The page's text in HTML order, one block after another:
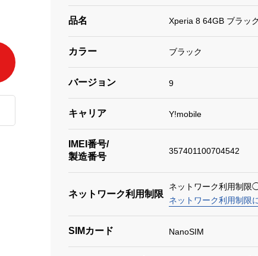
品名 Xperia 8 64GB ブラッ
カラー ブラック
バージョン 9
キャリア Y!mobile
IMEI番号/
製造番号
357401100704542
ネットワーク利用制限
ネットワーク利用制限
ネットワーク利用制限
SIMカード NanoSIM